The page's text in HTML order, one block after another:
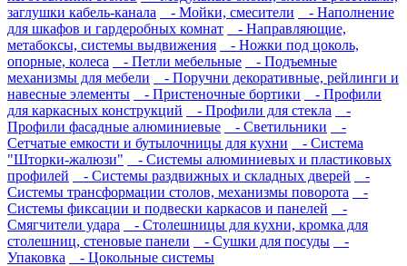
заглушки кабель-канала
- Мойки, смесители
- Наполнение
для шкафов и гардеробных комнат
- Направляющие,
метабоксы, системы выдвижения
- Ножки под цоколь,
опорные, колеса
- Петли мебельные
- Подъемные
механизмы для мебели
- Поручни декоративные, рейлинги и
навесные элементы
- Пристеночные бортики
- Профили
для каркасных конструкций
- Профили для стекла
-
Профили фасадные алюминиевые
- Светильники
-
Сетчатые емкости и бутылочницы для кухни
- Система
"Шторки-жалюзи"
- Системы алюминиевых и пластиковых
профилей
- Системы раздвижных и складных дверей
-
Системы трансформации столов, механизмы поворота
-
Системы фиксации и подвески каркасов и панелей
-
Смягчители удара
- Столешницы для кухни, кромка для
столешниц, стеновые панели
- Сушки для посуды
-
Упаковка
- Цокольные системы